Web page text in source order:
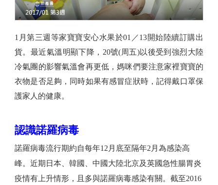
1月第三週等家寶寶安心水果於01／13開始陸續訂購出
貨。最近氣溫明顯下降，20號(周五)以後受到強烈大陸
冷氣團的影響氣溫會再更低，媽咪們要注意家裡寶寶的
衣物是否足夠，同時如果有感冒症狀時，記得戴口罩保
護家人的健康。
認識諾羅病毒
諾羅病毒流行期約自每年12月底至隔年2月為感染高
峰。近期日本、韓國、中國大陸北京及英國急性腸胃炎
疫情有上升情形，且多與諾羅病毒感染有關。截至2016